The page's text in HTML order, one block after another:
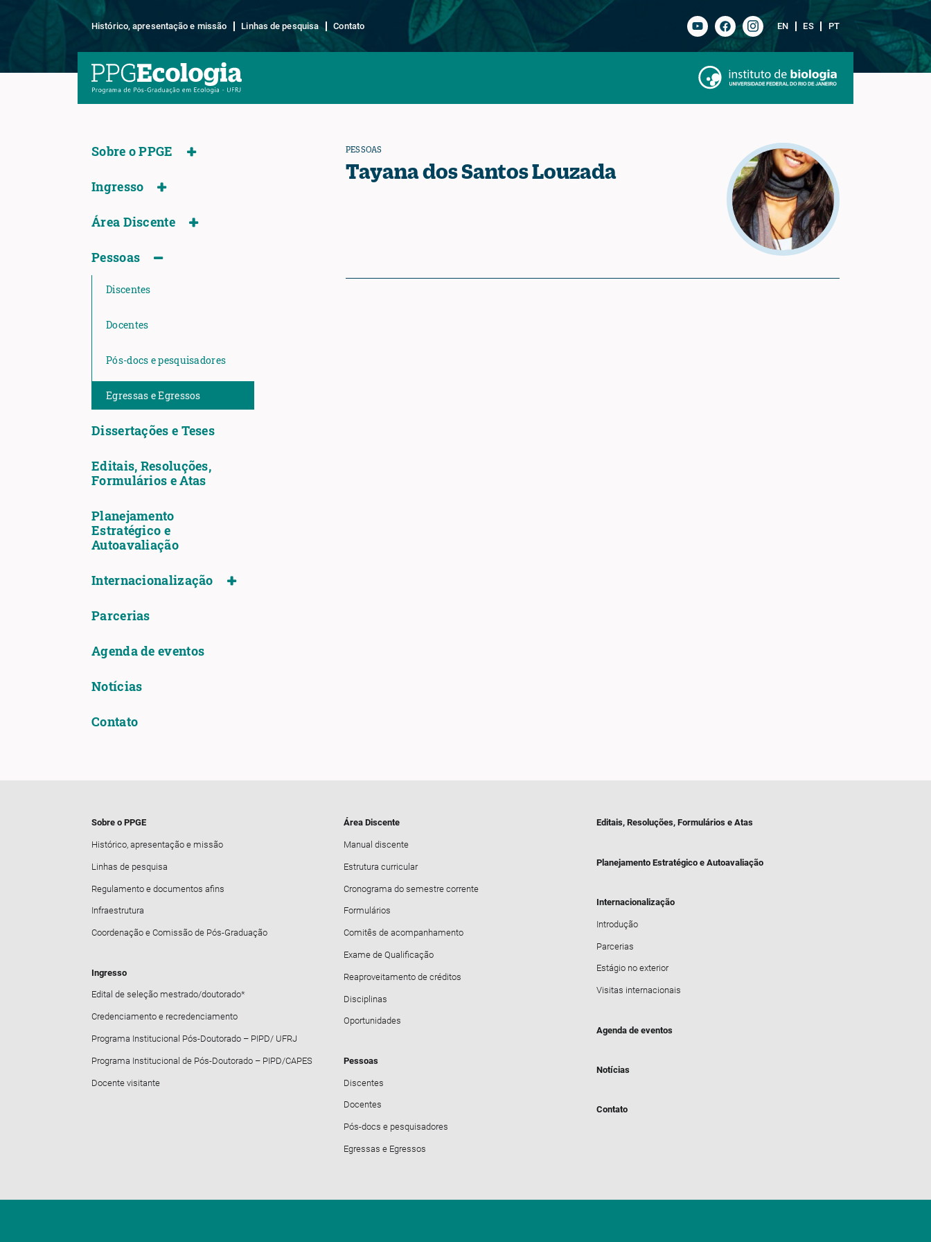
Histórico, apresentação e missão Linhas de pesquisa Contato EN ES PT
Sobre o PPGE
Ingresso
Área Discente
Pessoas
Discentes
Docentes
Pós-docs e pesquisadores
Egressas e Egressos
Dissertações e Teses
Editais, Resoluções,
Formulários e Atas
Planejamento
Estratégico e
Autoavaliação
Internacionalização
Parcerias
Agenda de eventos
Notícias
Contato
PESSOAS
Tayana dos Santos Louzada
Sobre o PPGE
Histórico, apresentação e missão
Linhas de pesquisa
Regulamento e documentos afins
Infraestrutura
Coordenação e Comissão de Pós-Graduação
Ingresso
Edital de seleção mestrado/doutorado*
Credenciamento e recredenciamento
Programa Institucional Pós-Doutorado – PIPD/ UFRJ
Programa Institucional de Pós-Doutorado – PIPD/CAPES
Docente visitante
Área Discente
Manual discente
Estrutura curricular
Cronograma do semestre corrente
Formulários
Comitês de acompanhamento
Exame de Qualificação
Reaproveitamento de créditos
Disciplinas
Oportunidades
Pessoas
Discentes
Docentes
Pós-docs e pesquisadores
Egressas e Egressos
Editais, Resoluções, Formulários e Atas
Planejamento Estratégico e Autoavaliação
Internacionalização
Introdução
Parcerias
Estágio no exterior
Visitas internacionais
Agenda de eventos
Notícias
Contato